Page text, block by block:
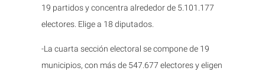
19 partidos y concentra alrededor de 5.101.177
electores. Elige a 18 diputados.
-La cuarta sección electoral se compone de 19
municipios, con más de 547.677 electores y eligen